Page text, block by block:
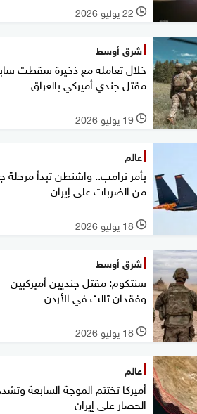
l 22 يوليو 2026
شرق أوسط
خلال تعامله مع ذخيرة سقطت
مقتل جندي أميركي بالعراق
l 19 يوليو 2026
عالم
بأمر ترامب.. واشنطن تبدأ مرحلة
من الضربات على إيران
l 18 يوليو 2026
شرق أوسط
سنتكوم: مقتل جنديين أميركيين
وفقدان ثالث في الأردن
l 18 يوليو 2026
عالم
أميركا تختتم الموجة السابعة
الحصار على إيران